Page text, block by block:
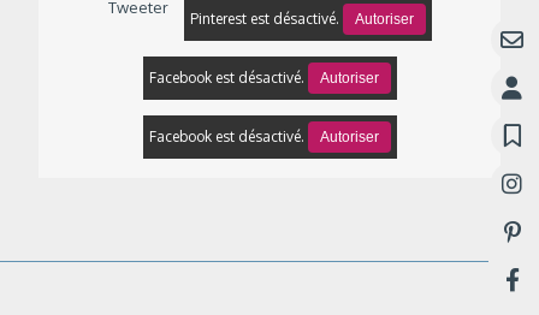
Tweeter
Pinterest est désactivé. Autoriser
Facebook est désactivé. Autoriser
Facebook est désactivé. Autoriser